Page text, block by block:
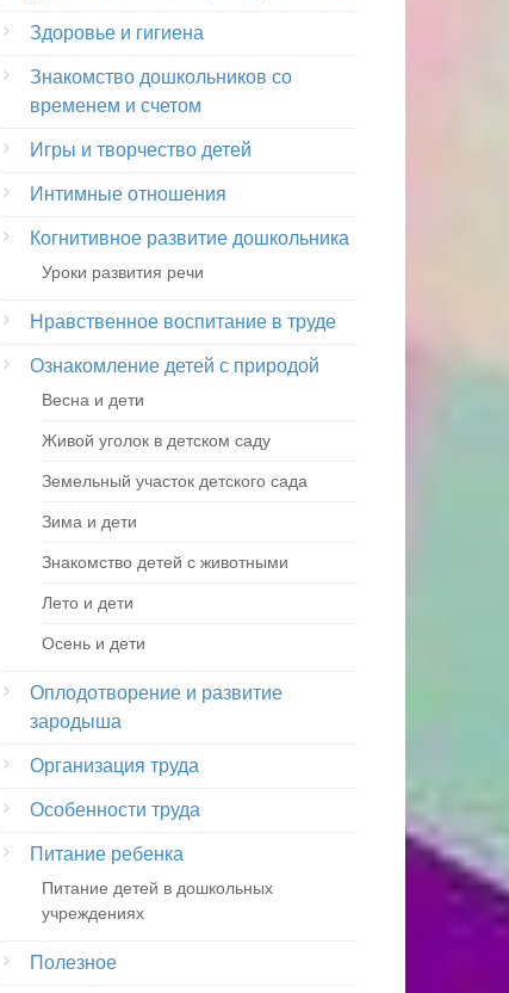
Здоровье и гигиена
Знакомство дошкольников со
временем и счетом
Игры и творчество детей
Интимные отношения
Когнитивное развитие дошкольника
Уроки развития речи
Нравственное воспитание в труде
Ознакомление детей с природой
Весна и дети
Живой уголок в детском саду
Земельный участок детского сада
Зима и дети
Знакомство детей с животными
Лето и дети
Осень и дети
Оплодотворение и развитие
зародыша
Организация труда
Особенности труда
Питание ребенка
Питание детей в дошкольных
учреждениях
Полезное